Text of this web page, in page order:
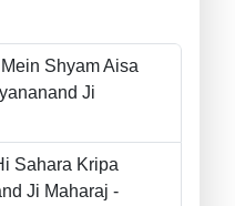
Shyam Aisa
Ji
Sahara Kripa
Ji Maharaj -